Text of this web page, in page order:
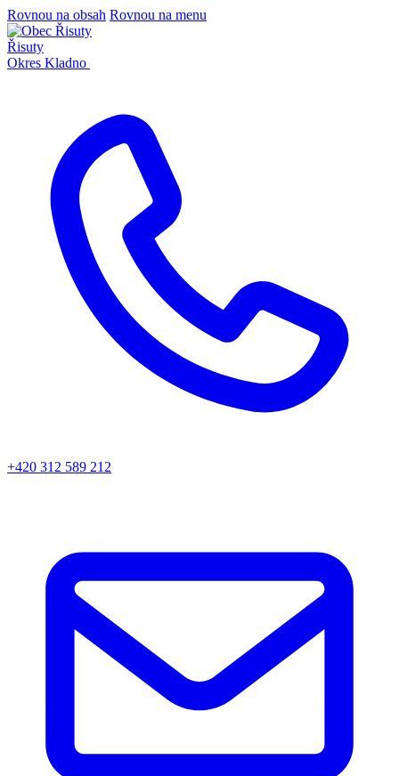
Rovnou na obsah Rovnou na menu
Řisuty
Okres Kladno
+420 312 589 212